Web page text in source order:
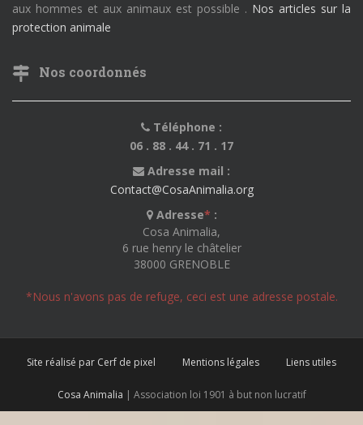
aux hommes et aux animaux est possible . Nos articles sur la
protection animale
Nos coordonnés
Téléphone :
06 . 88 . 44 . 71 . 17
Adresse mail :
Contact@CosaAnimalia.org
Adresse* :
Cosa Animalia,
6 rue henry le châtelier
38000 GRENOBLE
*Nous n'avons pas de refuge, ceci est une adresse postale.
Site réalisé par Cerf de pixel Mentions légales Liens utiles
Cosa Animalia | Association loi 1901 à but non lucratif